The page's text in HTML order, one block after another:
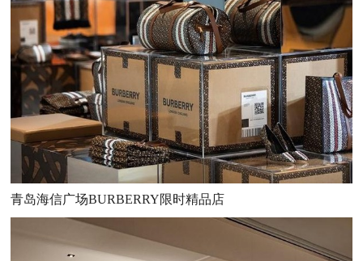
青岛海信广场BURBERRY限时精品店